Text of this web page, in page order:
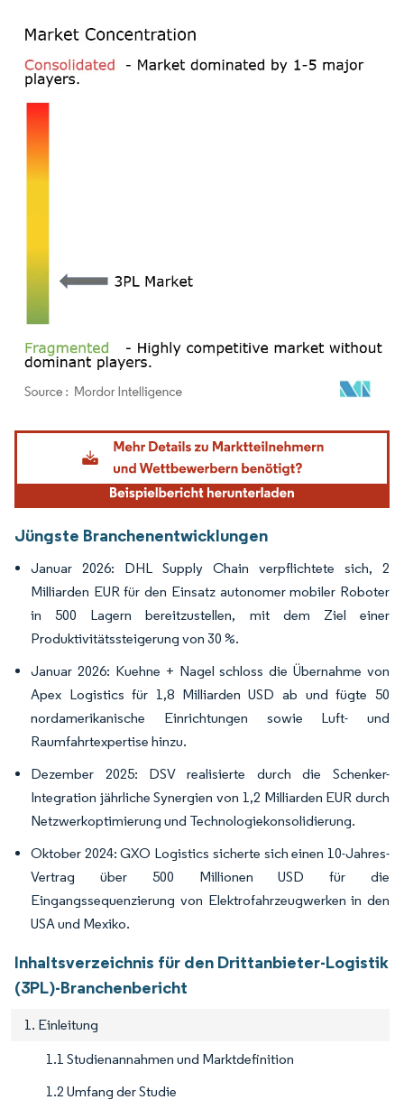
Bild © Mordor Intelligence. Wiederverwendung erfordert Namensnennung gemäß
Jüngste Branchenentwicklungen
Januar 2026: DHL Supply Chain verpflichtete sich, 2
Milliarden EUR für den Einsatz autonomer mobiler Roboter
in 500 Lagern bereitzustellen, mit dem Ziel einer
Produktivitätssteigerung von 30 %.
Januar 2026: Kuehne + Nagel schloss die Übernahme von
Apex Logistics für 1,8 Milliarden USD ab und fügte 50
nordamerikanische Einrichtungen sowie Luft- und
Raumfahrtexpertise hinzu.
Dezember 2025: DSV realisierte durch die Schenker-
Integration jährliche Synergien von 1,2 Milliarden EUR durch
Netzwerkoptimierung und Technologiekonsolidierung.
Oktober 2024: GXO Logistics sicherte sich einen 10-Jahres-
Vertrag über 500 Millionen USD für die
Eingangssequenzierung von Elektrofahrzeugwerken in den
USA und Mexiko.
Inhaltsverzeichnis für den Drittanbieter-Logistik
(3PL)-Branchenbericht
1. Einleitung
1.1 Studienannahmen und Marktdefinition
1.2 Umfang der Studie